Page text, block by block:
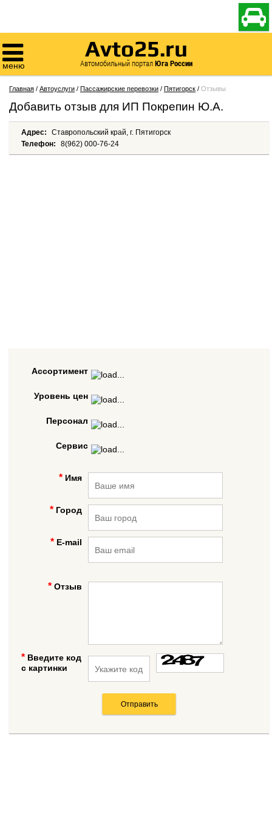


меню
Avto25.ru
Автомобильный порталЮга России
Главная / Автоуслуги / Пассажирские перевозки / Пятигорск / Отзывы
Добавить отзыв для ИП Покрепин Ю.А.
Адрес:
Ставропольский край, г. Пятигорск
Телефон:
8(962) 000-76-24
Ассортимент
Уровень цен
Персонал
Сервис
Имя
Город
E-mail
Отзыв
Введите код
с картинки